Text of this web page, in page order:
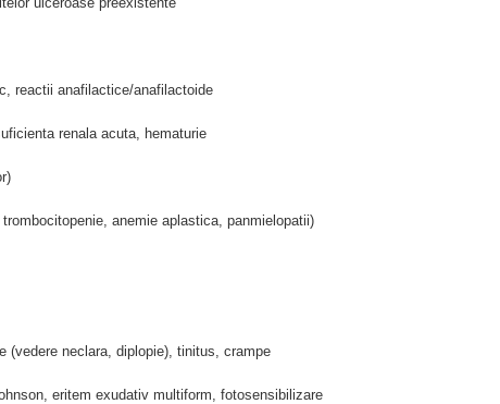
reactii anafilactice/anafilactoide
renala acuta, hematurie
anemie aplastica, panmielopatii)
(vedere neclara, diplopie), tinitus, crampe
eritem exudativ multiform, fotosensibilizare